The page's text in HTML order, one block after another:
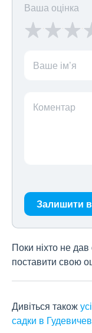
Ваша оцінка
Ваше ім’я
Коментар
Залишити
Поки ніхто не дав
поставити свою
Дивіться також
садки в